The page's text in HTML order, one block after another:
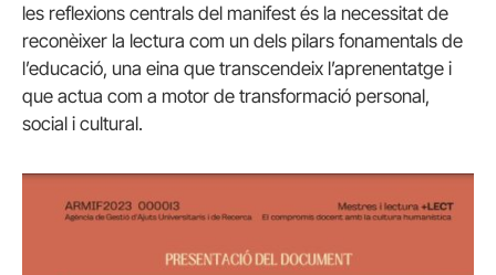
les reflexions centrals del manifest és la necessitat de
reconèixer la lectura com un dels pilars fonamentals de
l’educació, una eina que transcendeix l’aprenentatge i
que actua com a motor de transformació personal,
social i cultural.